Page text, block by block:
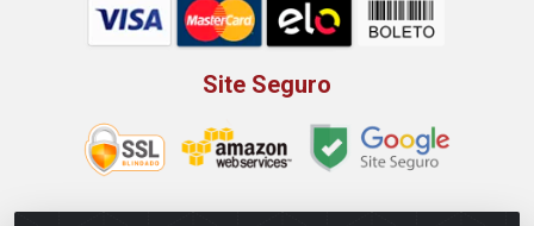
Site Seguro